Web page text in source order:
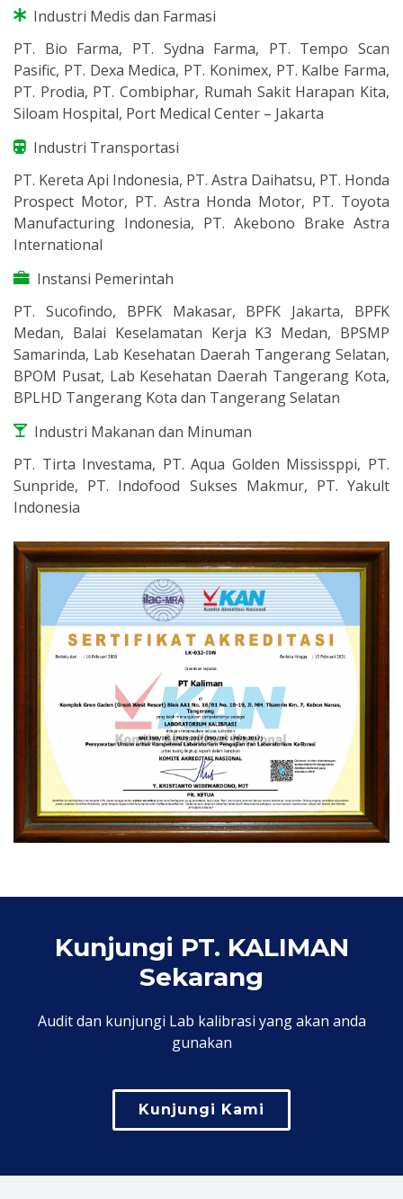
Industri Medis dan Farmasi
PT. Bio Farma, PT. Sydna Farma, PT. Tempo Scan
Pasific, PT. Dexa Medica, PT. Konimex, PT. Kalbe Farma,
PT. Prodia, PT. Combiphar, Rumah Sakit Harapan Kita,
Siloam Hospital, Port Medical Center – Jakarta
Industri Transportasi
PT. Kereta Api Indonesia, PT. Astra Daihatsu, PT. Honda
Prospect Motor, PT. Astra Honda Motor, PT. Toyota
Manufacturing Indonesia, PT. Akebono Brake Astra
International
Instansi Pemerintah
PT. Sucofindo, BPFK Makasar, BPFK Jakarta, BPFK
Medan, Balai Keselamatan Kerja K3 Medan, BPSMP
Samarinda, Lab Kesehatan Daerah Tangerang Selatan,
BPOM Pusat, Lab Kesehatan Daerah Tangerang Kota,
BPLHD Tangerang Kota dan Tangerang Selatan
Industri Makanan dan Minuman
PT. Tirta Investama, PT. Aqua Golden Mississppi, PT.
Sunpride, PT. Indofood Sukses Makmur, PT. Yakult
Indonesia
Kunjungi PT. KALIMAN
Sekarang
Audit dan kunjungi Lab kalibrasi yang akan anda
gunakan
Kunjungi Kami